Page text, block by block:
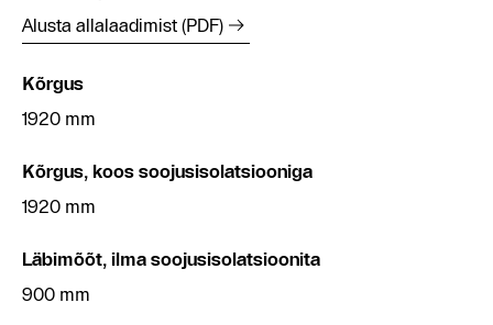
Alusta allalaadimist (PDF)
Kõrgus
1920 mm
Kõrgus, koos soojusisolatsiooniga
1920 mm
Läbimõõt, ilma soojusisolatsioonita
900 mm